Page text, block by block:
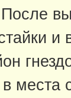
и
места